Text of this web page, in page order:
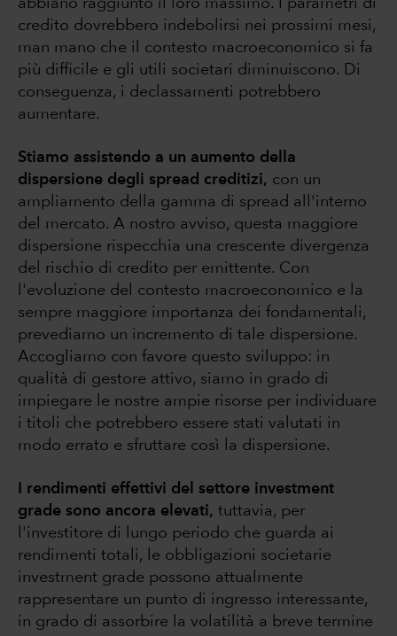
abbiano raggiunto il loro massimo. I parametri di
credito dovrebbero indebolirsi nei prossimi mesi,
man mano che il contesto macroeconomico si fa
più difficile e gli utili societari diminuiscono. Di
conseguenza, i declassamenti potrebbero
aumentare.
Stiamo assistendo a un aumento della
dispersione degli spread creditizi, con un
ampliamento della gamma di spread all'interno
del mercato. A nostro avviso, questa maggiore
dispersione rispecchia una crescente divergenza
del rischio di credito per emittente. Con
l'evoluzione del contesto macroeconomico e la
sempre maggiore importanza dei fondamentali,
prevediamo un incremento di tale dispersione.
Accogliamo con favore questo sviluppo: in
qualità di gestore attivo, siamo in grado di
impiegare le nostre ampie risorse per individuare
i titoli che potrebbero essere stati valutati in
modo errato e sfruttare così la dispersione.
I rendimenti effettivi del settore investment
grade sono ancora elevati, tuttavia, per
l'investitore di lungo periodo che guarda ai
rendimenti totali, le obbligazioni societarie
investment grade possono attualmente
rappresentare un punto di ingresso interessante,
in grado di assorbire la volatilità a breve termine